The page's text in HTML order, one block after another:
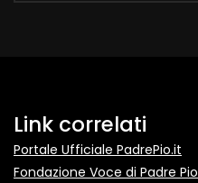
Link correlati
Portale Ufficiale PadrePio.it
Fondazione Voce di Padre Pio